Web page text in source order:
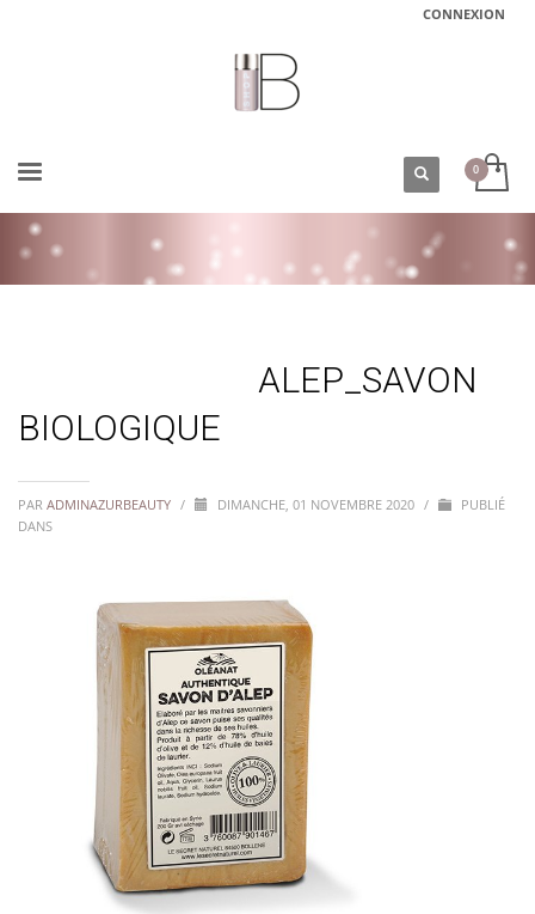
CONNEXION
ALEP_SAVON
BIOLOGIQUE
PAR ADMINAZURBEAUTY / DIMANCHE, 01 NOVEMBRE 2020 /
PUBLIÉ
DANS